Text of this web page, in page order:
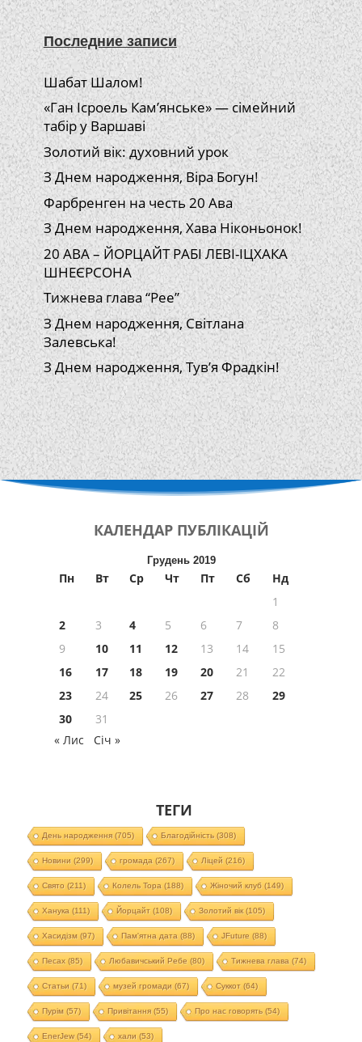
Последние записи
Шабат Шалом!
«Ган Ісроель Кам’янське» — сімейний
табір у Варшаві
Золотий вік: духовний урок
З Днем народження, Віра Богун!
Фарбренген на честь 20 Ава
З Днем народження, Хава Ніконьонок!
20 АВА – ЙОРЦАЙТ РАБІ ЛЕВІ-ІЦХАКА
ШНЕЄРСОНА
Тижнева глава “Рее”
З Днем народження, Світлана
Залевська!
З Днем народження, Тув’я Фрадкін!
КАЛЕНДАР ПУБЛІКАЦІЙ
Грудень 2019
Пн Вт Ср Чт Пт Сб
Нд
1
2
3 4 5 6 7
8
9
10 11 12 13 14
15
16
17 18 19 20 21
22
23
24 25 26 27 28
29
30
31
« Лис
Січ »
ТЕГИ
День народження(705) Благодійність (308)
Новини (299) громада (267) Ліцей (216)
Свято (211) Колель Тора (188) Жіночий клуб (149)
Ханука (111) Йорцайт (108) Золотий вік(105)
Хасидізм (97) Пам'ятна дата (88) JFuture (88)
Песах(85) Любавичський Ребе (80) Тижнева глава (74)
Статьи (71) музей громади (67) Суккот (64)
Пурім (57) Привітання(55) Про нас говорять (54)
EnerJew(54) хали (53)